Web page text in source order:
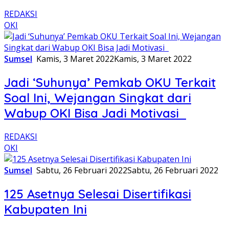
REDAKSI
OKI
Sumsel Kamis, 3 Maret 2022Kamis, 3 Maret 2022
Jadi ‘Suhunya’ Pemkab OKU Terkait
Soal Ini, Wejangan Singkat dari
Wabup OKI Bisa Jadi Motivasi
REDAKSI
OKI
Sumsel Sabtu, 26 Februari 2022Sabtu, 26 Februari 2022
125 Asetnya Selesai Disertifikasi
Kabupaten Ini